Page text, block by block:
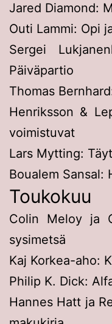
Jared Diamond:
Outi Lammi: Opi
Sergei
Päiväpartio
Thomas
Henriksson &
voimistuvat
Lars Mytting:
Boualem Sansal:
Toukokuu
Colin Meloy ja
sysimetsä
Kaj Korkea-aho:
Philip K. Dick:
Hannes Hatt ja